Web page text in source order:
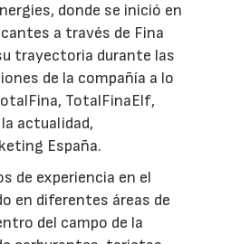
donde se inició en
a través de Fina
trayectoria durante las
de la compañía a lo
TotalFinaElf,
actualidad,
España.
de experiencia en el
en diferentes áreas de
del campo de la